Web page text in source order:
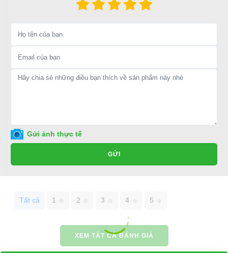
Hân hạnh được phục vụ mọi người
LIÊN HỆ CÔNG TY:
Công ty TNHH TM DV XNK
Điện thoại: 0932113677
E-mail:phuhuynhkd@gmail.com
Website:xediendulich.com
Gửi ảnh thực tế
GỬI
Tất cả 1 2 3 4 5
XEM TẤT CẢ ĐÁNH GIÁ